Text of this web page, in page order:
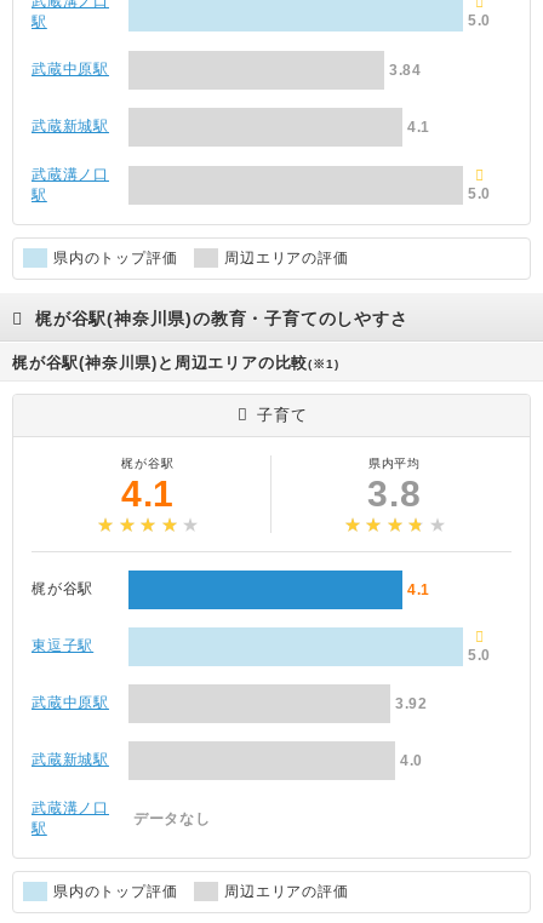
駅
5.0
武蔵中原駅 3.84
武蔵新城駅 4.1
武蔵溝ノ口
駅
5.0
県内のトップ評価 周辺エリアの評価
梶が谷駅(神奈川県)の教育・子育てのしやすさ
梶が谷駅(神奈川県)と周辺エリアの比較(※1)
子育て
梶が谷駅
4.1
県内平均
3.8
梶が谷駅 4.1
東逗子駅
5.0
武蔵中原駅 3.92
武蔵新城駅 4.0
武蔵溝ノ口
駅
データなし
県内のトップ評価 周辺エリアの評価